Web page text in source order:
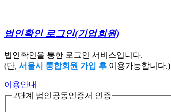
법인확인 로그인(기업회원)
법인확인을 통한 로그인 서비스입니다.
(단, 서울시 통합회원 가입 후 이용가능합니다.)
이용안내
2단계 법인공동인증서 인증